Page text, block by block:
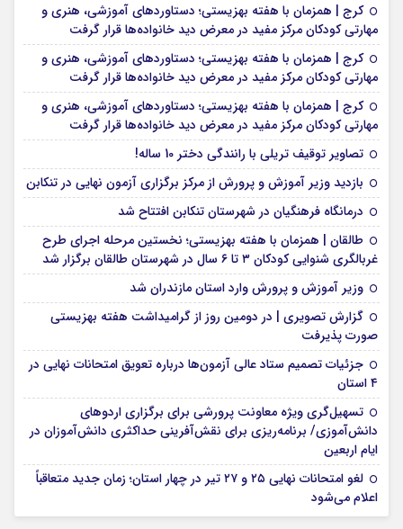
کرج | همزمان با هفته بهزیستی؛ دستاوردهای آموزشی، هنری و
مهارتی کودکان مرکز مفید در معرض دید خانواده‌ها قرار گرفت
کرج | همزمان با هفته بهزیستی؛ دستاوردهای آموزشی، هنری و
مهارتی کودکان مرکز مفید در معرض دید خانواده‌ها قرار گرفت
کرج | همزمان با هفته بهزیستی؛ دستاوردهای آموزشی، هنری و
مهارتی کودکان مرکز مفید در معرض دید خانواده‌ها قرار گرفت
تصاویر توقیف تریلی با رانندگی دختر 10 ساله!
بازدید وزیر آموزش و پرورش از مرکز برگزاری آزمون نهایی در تنکابن
درمانگاه فرهنگیان در شهرستان تنکابن افتتاح شد
طالقان | همزمان با هفته بهزیستی؛ نخستین مرحله اجرای طرح
غربالگری شنوایی کودکان ۳ تا ۶ سال در شهرستان طالقان برگزار شد
وزیر آموزش و پرورش وارد استان مازندران شد
گزارش تصویری | در دومین روز از گرامیداشت هفته بهزیستی
صورت پذیرفت
جزئیات تصمیم ستاد عالی آزمون‌ها درباره تعویق امتحانات نهایی در
۴ استان
تسهیل‌گری ویژه معاونت پرورشی برای برگزاری اردوهای
دانش‌آموزی/ برنامه‌ریزی برای نقش‌آفرینی حداکثری دانش‌آموزان در
ایام اربعین
لغو امتحانات نهایی ۲۵ و ۲۷ تیر در چهار استان؛ زمان جدید متعاقباً
اعلام می‌شود